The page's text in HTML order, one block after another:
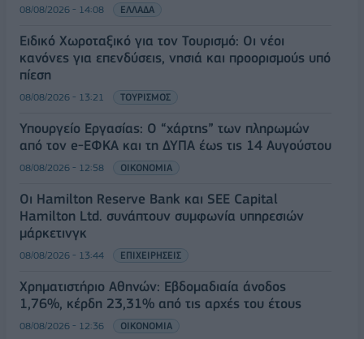
08/08/2026 - 14:08 ΕΛΛΑΔΑ
Ειδικό Χωροταξικό για τον Τουρισμό: Οι νέοι
κανόνες για επενδύσεις, νησιά και προορισμούς υπό
πίεση
08/08/2026 - 13:21 ΤΟΥΡΙΣΜΟΣ
Υπουργείο Εργασίας: Ο “χάρτης” των πληρωμών
από τον e-ΕΦΚΑ και τη ΔΥΠΑ έως τις 14 Αυγούστου
08/08/2026 - 12:58 ΟΙΚΟΝΟΜΙΑ
Οι Hamilton Reserve Bank και SEE Capital
Hamilton Ltd. συνάπτουν συμφωνία υπηρεσιών
μάρκετινγκ
08/08/2026 - 13:44 ΕΠΙΧΕΙΡΗΣΕΙΣ
Χρηματιστήριο Αθηνών: Εβδομαδιαία άνοδος
1,76%, κέρδη 23,31% από τις αρχές του έτους
08/08/2026 - 12:36 ΟΙΚΟΝΟΜΙΑ